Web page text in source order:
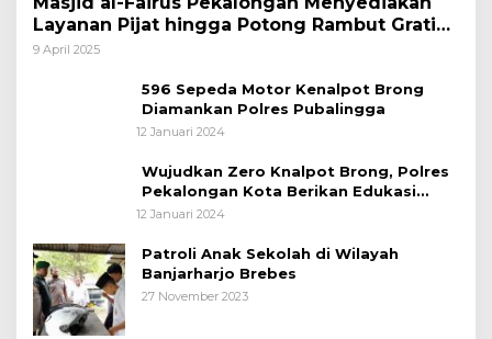
Layanan Pijat hingga Potong Rambut Gratis
bagi Pemudik Lebaran 2025
9 April 2025
596 Sepeda Motor Kenalpot Brong
Diamankan Polres Pubalingga
12 Januari 2024
Wujudkan Zero Knalpot Brong, Polres
Pekalongan Kota Berikan Edukasi
Kepada Pelajar
12 Januari 2024
Patroli Anak Sekolah di Wilayah
Banjarharjo Brebes
27 November 2023